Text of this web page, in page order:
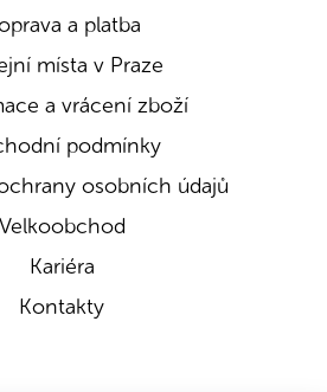
a platba
místa v Praze
a vrácení zboží
podmínky
osobních údajů
Velkoobchod
Kariéra
Kontakty